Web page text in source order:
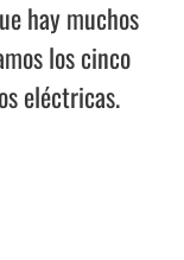
hay muchos
los cinco
eléctricas.